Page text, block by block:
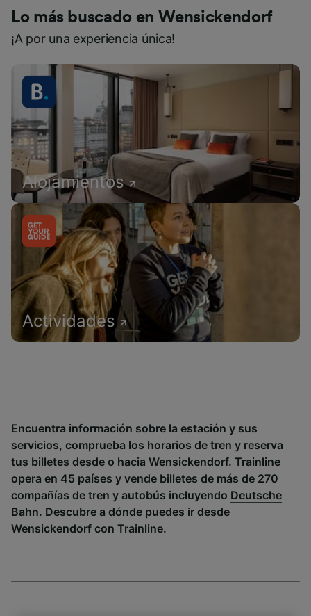
Lo más buscado en Wensickendorf
¡A por una experiencia única!
Alojamientos
Actividades
Encuentra información sobre la estación y sus
servicios, comprueba los horarios de tren y reserva
tus billetes desde o hacia Wensickendorf. Trainline
opera en 45 países y vende billetes de más de 270
compañías de tren y autobús incluyendo Deutsche
Bahn. Descubre a dónde puedes ir desde
Wensickendorf con Trainline.